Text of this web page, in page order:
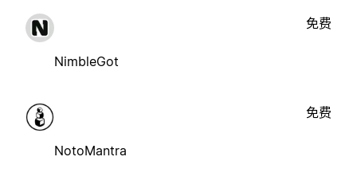
NimbleGot
免费
NotoMantra
免费